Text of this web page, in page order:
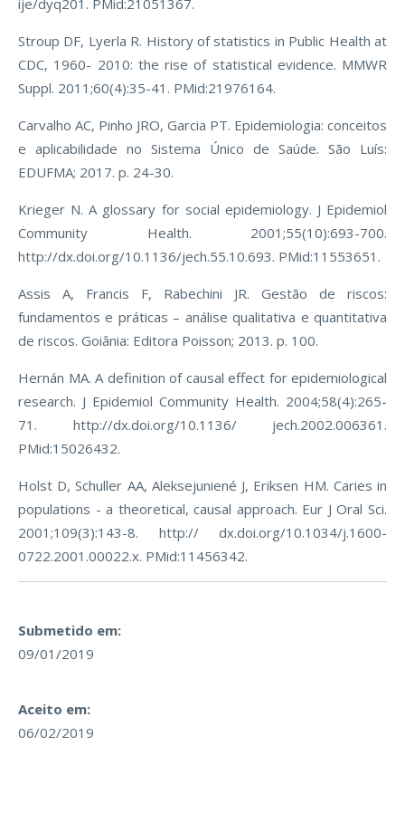
ije/dyq201. PMid:21051367.
Stroup DF, Lyerla R. History of statistics in Public Health at
CDC, 1960- 2010: the rise of statistical evidence. MMWR
Suppl. 2011;60(4):35-41. PMid:21976164.
Carvalho AC, Pinho JRO, Garcia PT. Epidemiologia: conceitos
e aplicabilidade no Sistema Único de Saúde. São Luís:
EDUFMA; 2017. p. 24-30.
Krieger N. A glossary for social epidemiology. J Epidemiol
Community Health. 2001;55(10):693-700.
http://dx.doi.org/10.1136/jech.55.10.693. PMid:11553651.
Assis A, Francis F, Rabechini JR. Gestão de riscos:
fundamentos e práticas – análise qualitativa e quantitativa
de riscos. Goiânia: Editora Poisson; 2013. p. 100.
Hernán MA. A definition of causal effect for epidemiological
research. J Epidemiol Community Health. 2004;58(4):265-
71. http://dx.doi.org/10.1136/ jech.2002.006361.
PMid:15026432.
Holst D, Schuller AA, Aleksejuniené J, Eriksen HM. Caries in
populations - a theoretical, causal approach. Eur J Oral Sci.
2001;109(3):143-8. http:// dx.doi.org/10.1034/j.1600-
0722.2001.00022.x. PMid:11456342.
Submetido em:
09/01/2019
Aceito em:
06/02/2019